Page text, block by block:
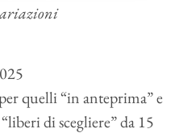
quelli “in anteprima” e
di scegliere” da 15